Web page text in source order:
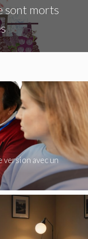
sont morts
version avec un